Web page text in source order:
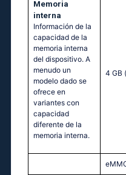
Memoria
interna
Información de la
capacidad de la
memoria interna
del dispositivo. A
menudo un
modelo dado se
ofrece en
variantes con
capacidad
diferente de la
memoria interna.
4 GB